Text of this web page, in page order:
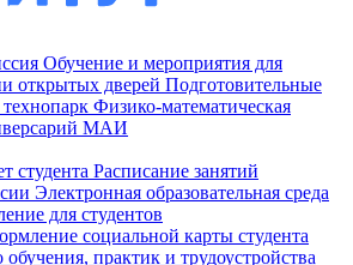
Обучение и мероприятия для
открытых дверей Подготовительные
Физико-математическая
МАИ
студента Расписание занятий
Электронная образовательная среда
для студентов
социальной карты студента
практик и трудоустройства